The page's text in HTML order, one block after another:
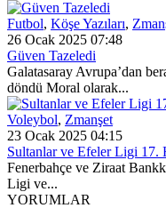
Futbol, Köşe Yazıları,
26 Ocak 2025 07:48
Güven Tazeledi
Galatasaray Avrupa’dan
döndü Moral olarak...
Voleybol, Zmanşet
23 Ocak 2025 04:15
Sultanlar ve Efeler Ligi 17.
Fenerbahçe ve Ziraat
Ligi ve...
YORUMLAR